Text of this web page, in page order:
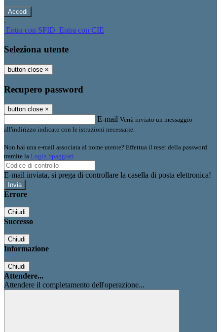
-
Entra con SPID Entra con CIE
Seleziona utente
button close ×
Recupero password
button close ×
E-mail Verrà inviato un messaggio
all'indirizzo indicato con le istruzioni necessarie.
Non hai una e-mail associata al nome utente? Effettua il reset della password
tramite la Login Spaggiari
E-mail inviata, si prega di controllare la casella di posta elettronica!
Errore
Chiudi
Successo
Chiudi
Informazione
Chiudi
Attendere...
Attendere il completamento dell'operazione...